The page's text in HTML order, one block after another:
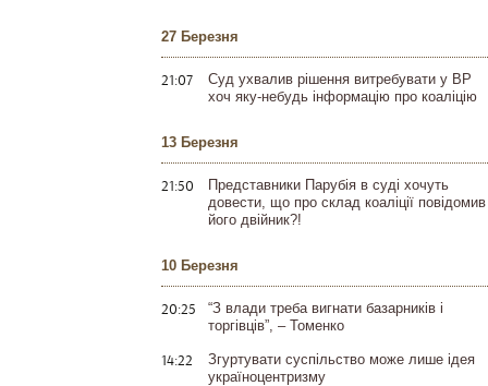
27 Березня
21:07
Суд ухвалив рішення витребувати у ВР
хоч яку-небудь інформацію про коаліцію
13 Березня
21:50
Представники Парубія в суді хочуть
довести, що про склад коаліції повідомив
його двійник?!
10 Березня
20:25
“З влади треба вигнати базарників і
торгівців”, – Томенко
14:22
Згуртувати суспільство може лише ідея
україноцентризму